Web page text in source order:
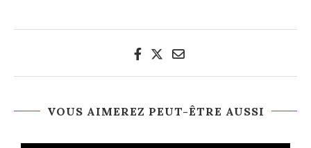
VOUS AIMEREZ PEUT-ÊTRE AUSSI